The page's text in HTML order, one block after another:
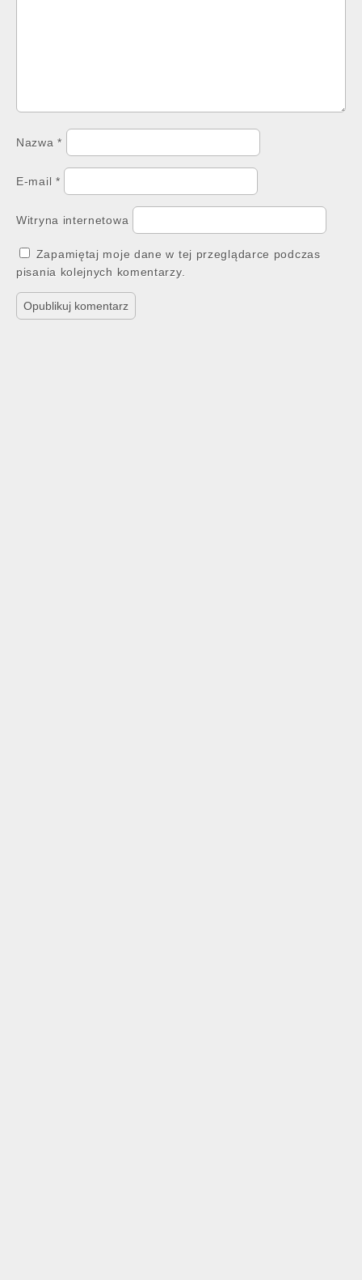
Nazwa*
E-mail *
Witryna internetowa
Zapamiętaj moje dane w tej przeglądarce podczas
pisania kolejnych komentarzy.